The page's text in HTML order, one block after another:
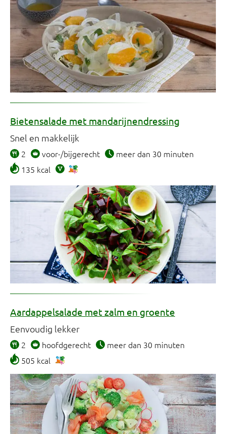
Bietensalade met mandarijnendressing
Snel en makkelijk
2 voor-/bijgerecht
meer dan 30 minuten
135 kcal
Aardappelsalade met zalm en groente
Eenvoudig lekker
2 hoofdgerecht
meer dan 30 minuten
505 kcal